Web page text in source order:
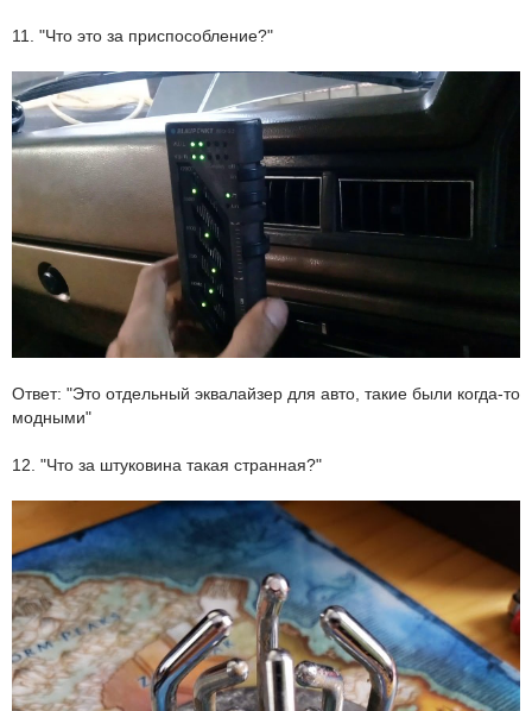
11. "Что это за приспособление?"
Ответ: "Это отдельный эквалайзер для авто, такие были когда-то
модными"
12. "Что за штуковина такая странная?"